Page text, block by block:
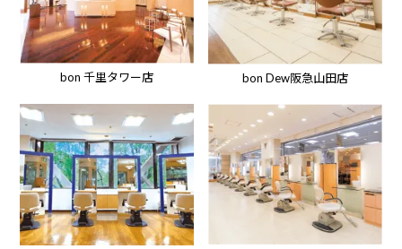
bon 千里タワー店 bon Dew阪急山田店